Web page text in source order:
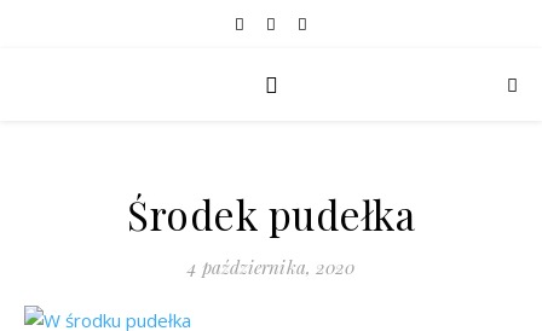
Środek pudełka
4 października, 2020